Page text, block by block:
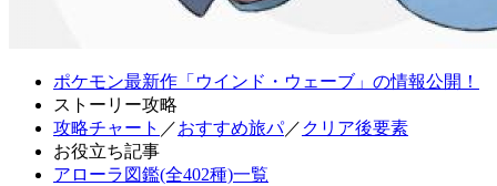
ポケモン最新作「ウインド・ウェーブ」の情報公開！
ストーリー攻略
攻略チャート ／おすすめ旅パ／ クリア後要素
お役立ち記事
アローラ図鑑(全402種)一覧